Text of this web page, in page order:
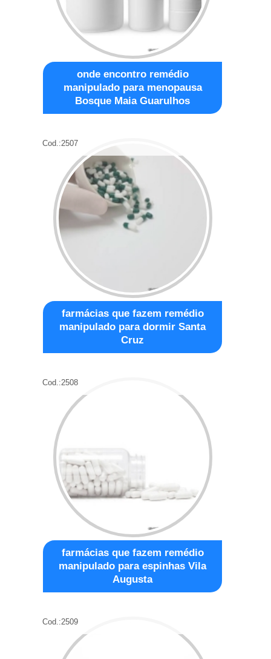
onde encontro remédio
manipulado para menopausa
Bosque Maia Guarulhos
Cod.:2507
farmácias que fazem remédio
manipulado para dormir Santa
Cruz
Cod.:2508
farmácias que fazem remédio
manipulado para espinhas Vila
Augusta
Cod.:2509